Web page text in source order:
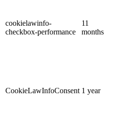
cookielawinfo-
checkbox-performance
11
months
CookieLawInfoConsent 1 year